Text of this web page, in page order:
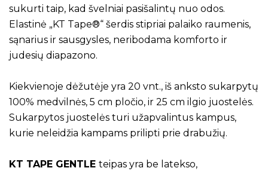
sukurti taip, kad švelniai pasišalintų nuo odos.
Elastinė „KT Tape®“ šerdis stipriai palaiko raumenis,
sąnarius ir sausgysles, neribodama komforto ir
judesių diapazono.
Kiekvienoje dėžutėje yra 20 vnt., iš anksto sukarpytų
100% medvilnės, 5 cm pločio, ir 25 cm ilgio juostelės.
Sukarpytos juostelės turi užapvalintus kampus,
kurie neleidžia kampams prilipti prie drabužių.
KT TAPE GENTLE teipas yra be latekso,